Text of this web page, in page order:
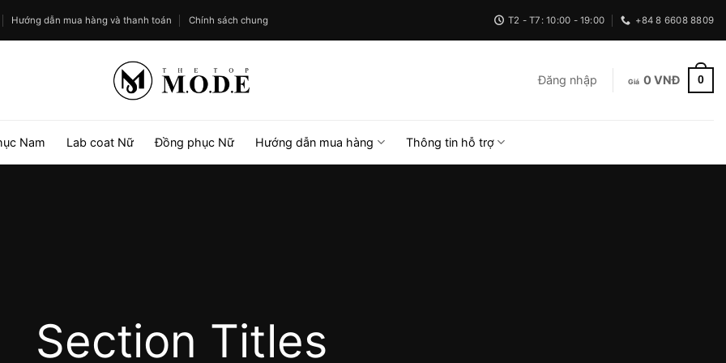
Hướng dẫn mua hàng và thanh toán Chính sách chung T2 - T7: 10:00 - 19:00 +84 8 6608 8809
Đăng nhập 0 VNĐ 0
Nam Lab coat Nữ Đồng phục Nữ Hướng dẫn mua hàng Thông tin hỗ trợ
Section Titles